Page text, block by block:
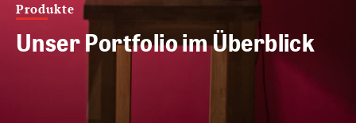
Produkte
Unser Portfolio im Überblick